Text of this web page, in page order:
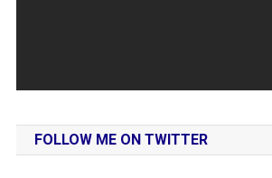
FOLLOW ME ON TWITTER